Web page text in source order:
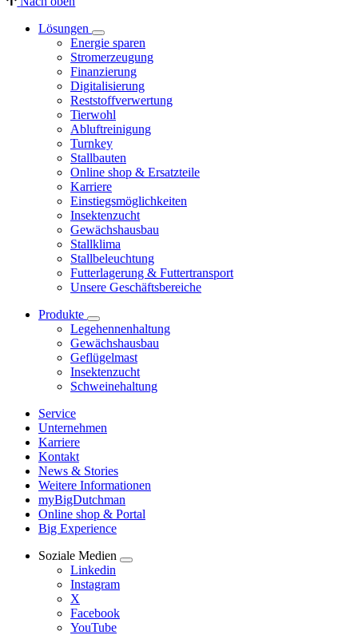
Lösungen
Energie sparen
Stromerzeugung
Finanzierung
Digitalisierung
Reststoffverwertung
Tierwohl
Abluftreinigung
Turnkey
Stallbauten
Online shop & Ersatzteile
Karriere
Einstiegsmöglichkeiten
Insektenzucht
Gewächshausbau
Stallklima
Stallbeleuchtung
Futterlagerung & Futtertransport
Unsere Geschäftsbereiche
Produkte
Legehennenhaltung
Gewächshausbau
Geflügelmast
Insektenzucht
Schweinehaltung
Service
Unternehmen
Karriere
Kontakt
News & Stories
Weitere Informationen
myBigDutchman
Online shop & Portal
Big Experience
Soziale Medien
Linkedin
Instagram
X
Facebook
YouTube